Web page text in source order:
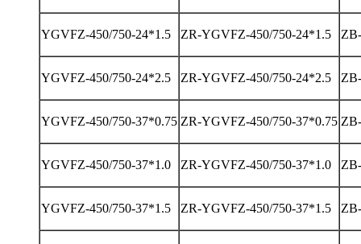
YGVFZ-450/750-24*1.5 ZR-YGVFZ-450/750-24*1.5
YGVFZ-450/750-24*2.5 ZR-YGVFZ-450/750-24*2.5
YGVFZ-450/750-37*0.75 ZR-YGVFZ-450/750-37*0.75
YGVFZ-450/750-37*1.0 ZR-YGVFZ-450/750-37*1.0
YGVFZ-450/750-37*1.5 ZR-YGVFZ-450/750-37*1.5